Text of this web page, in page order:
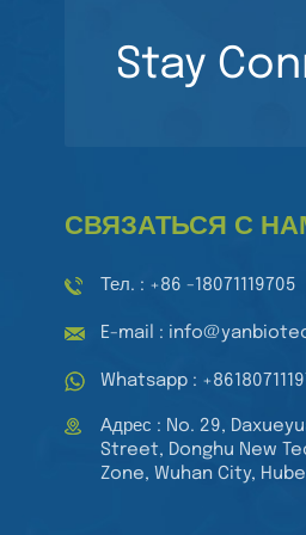
культур.
Stay
СВЯЗАТЬСЯ С
Тел. : +86 -18071119705
E-mail :
Whatsapp :
Адрес : No. 29,
Street, Donghu New
Zone, Wuhan City,